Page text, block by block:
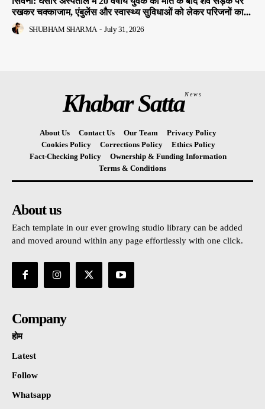
रखकर चक्काजाम, एंबुलेंस और स्वास्थ्य सुविधाओं को लेकर परिजनों का...
SHUBHAM SHARMA - July 31, 2026
Khabar SattaNews
About Us Contact Us Our Team
Privacy Policy
Cookies Policy
Corrections Policy
Ethics Policy
Fact-Checking Policy
Ownership & Funding Information
Terms & Conditions
About us
Each template in our ever growing studio library can be added
and moved around within any page effortlessly with one click.
Company
होम
Latest
Follow
Whatsapp